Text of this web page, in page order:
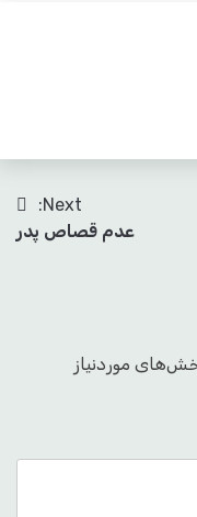
Next:
عدم قصاص پدر
موردنیاز